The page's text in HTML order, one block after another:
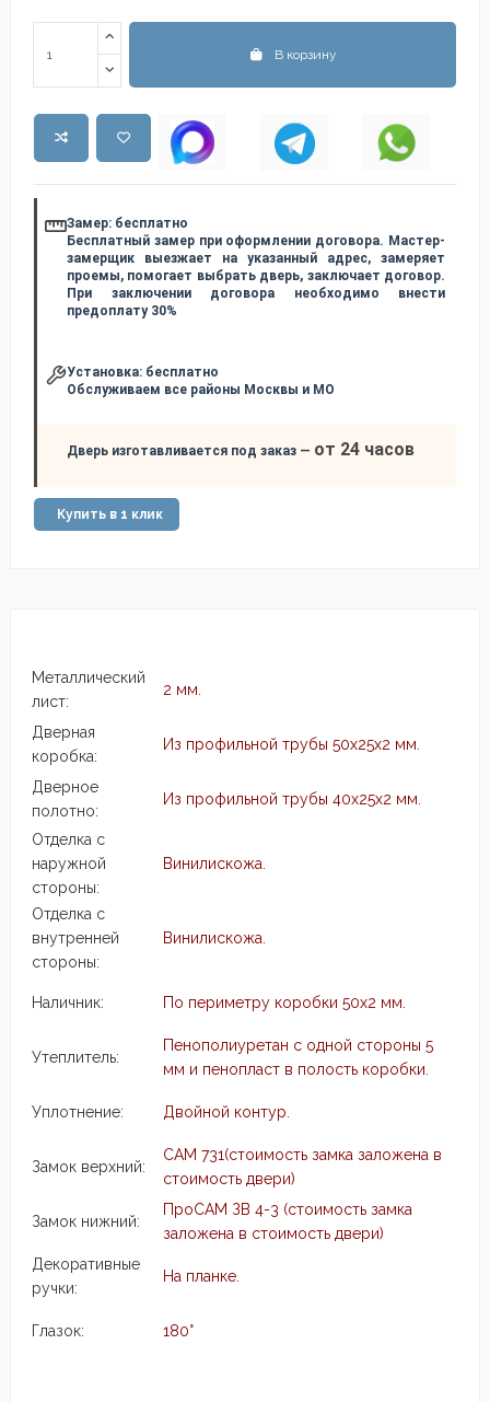
В корзину
Замер: бесплатно
Бесплатный замер при оформлении договора. Мастер-
замерщик выезжает на указанный адрес, замеряет
проемы, помогает выбрать дверь, заключает договор.
При заключении договора необходимо внести
предоплату 30%
Установка: бесплатно
Обслуживаем все районы Москвы и МО
Дверь изготавливается под заказ — от 24 часов
Купить в 1 клик
Металлический
лист:
2 мм.
Дверная
коробка:
Из профильной трубы 50х25х2 мм.
Дверное
полотно:
Из профильной трубы 40х25х2 мм.
Отделка с
наружной
стороны:
Винилискожа.
Отделка с
внутренней
стороны:
Винилискожа.
Наличник: По периметру коробки 50х2 мм.
Утеплитель:
Пенополиуретан с одной стороны 5
мм и пенопласт в полость коробки.
Уплотнение: Двойной контур.
Замок верхний:
CАМ 731(стоимость замка заложена в
стоимость двери)
Замок нижний:
ПроСАМ ЗВ 4-3 (стоимость замка
заложена в стоимость двери)
Декоративные
ручки:
На планке.
Глазок: 180°